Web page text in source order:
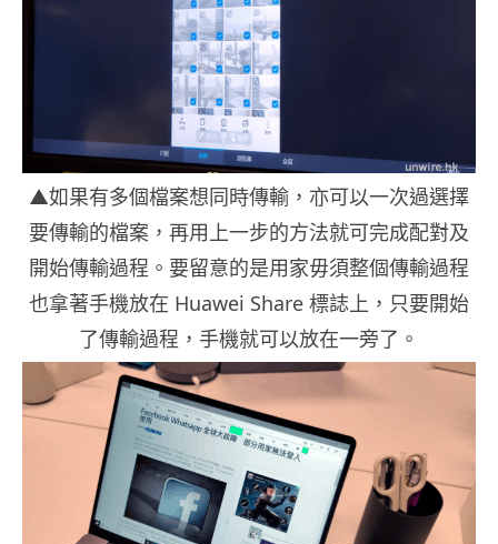
▲如果有多個檔案想同時傳輸，亦可以一次過選擇
要傳輸的檔案，再用上一步的方法就可完成配對及
開始傳輸過程。要留意的是用家毋須整個傳輸過程
也拿著手機放在 Huawei Share 標誌上，只要開始
了傳輸過程，手機就可以放在一旁了。